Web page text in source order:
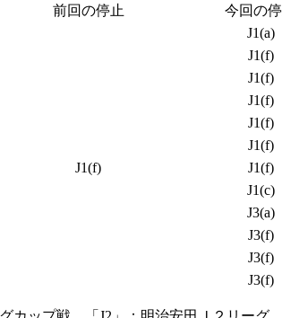
前回の停止 今回の
J1(a)
J1(f)
J1(f)
J1(f)
J1(f)
J1(f)
J1(f) J1(f)
J1(c)
J3(a)
J3(f)
J3(f)
J3(f)